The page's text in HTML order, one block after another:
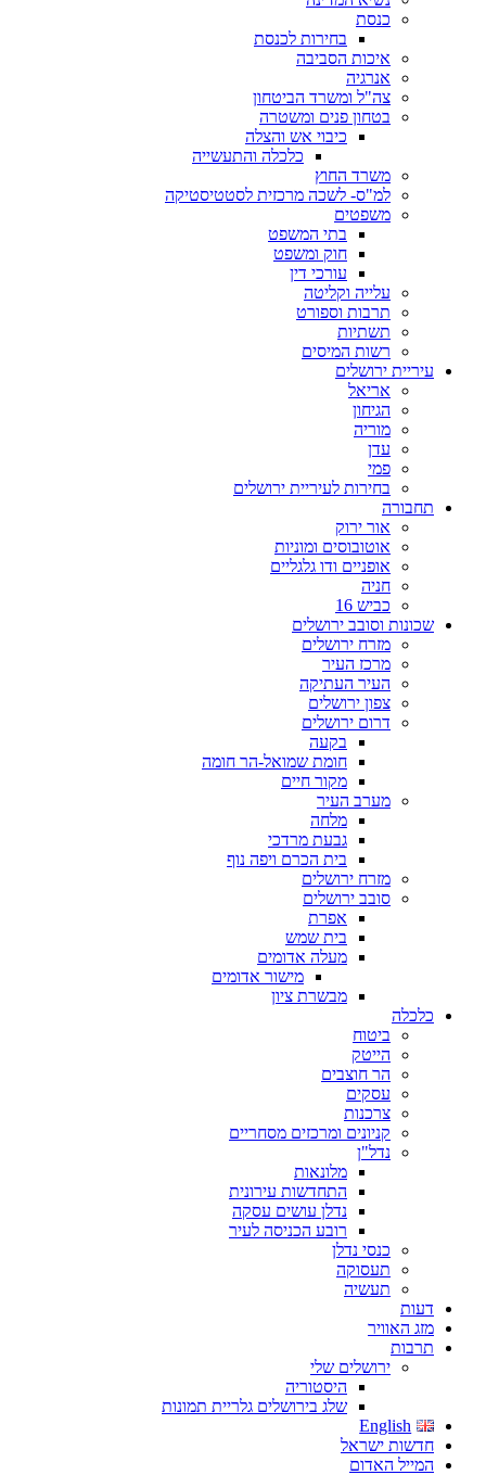
כנסת
בחירות לכנסת
איכות הסביבה
אנרגיה
צה"ל ומשרד הביטחון
בטחון פנים ומשטרה
כיבוי אש והצלה
כלכלה והתעשייה
משרד החוץ
למ"ס- לשכה מרכזית לסטטיסטיקה
משפטים
בתי המשפט
חוק ומשפט
עורכי דין
עלייה וקליטה
תרבות וספורט
תשתיות
רשות המיסים
עיריית ירושלים
אריאל
הגיחון
מוריה
עדן
פמי
בחירות לעיריית ירושלים
תחבורה
אור ירוק
אוטובוסים ומוניות
אופניים ודו גלגליים
חניה
כביש 16
שכונות וסובב ירושלים
מזרח ירושלים
מרכז העיר
העיר העתיקה
צפון ירושלים
דרום ירושלים
בקעה
חומת שמואל-הר חומה
מקור חיים
מערב העיר
מלחה
גבעת מרדכי
בית הכרם ויפה נוף
מזרח ירושלים
סובב ירושלים
אפרת
בית שמש
מעלה אדומים
מישור אדומים
מבשרת ציון
כלכלה
ביטוח
הייטק
הר חוצבים
עסקים
צרכנות
קניונים ומרכזים מסחריים
נדל"ן
מלונאות
התחדשות עירונית
נדלן עושים עסקה
רובע הכניסה לעיר
כנסי נדלן
תעסוקה
תעשיה
דעות
מזג האוויר
תרבות
ירושלים שלי
היסטוריה
שלג בירושלים גלריית תמונות
English
חדשות ישראל
המייל האדום